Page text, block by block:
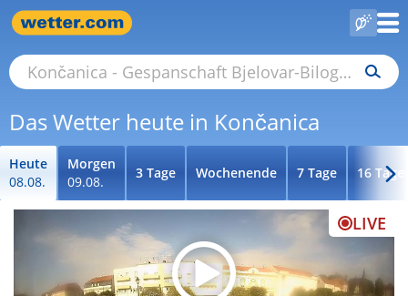
Das Wetter heute in Končanica
Heute
08.08.
Morgen
09.08.
3 Tage Wochenende 7 Tage 16 Tage
LIVE